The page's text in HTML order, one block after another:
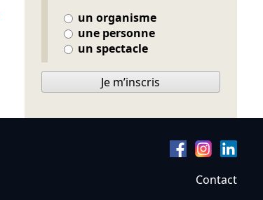
un organisme
une personne
un spectacle
Je m’inscris
Contact